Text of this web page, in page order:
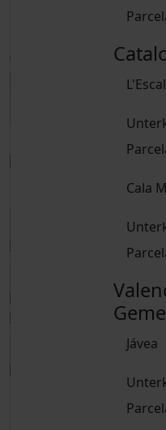
Cala
Jávea
Von 2 bis 14 Jahren